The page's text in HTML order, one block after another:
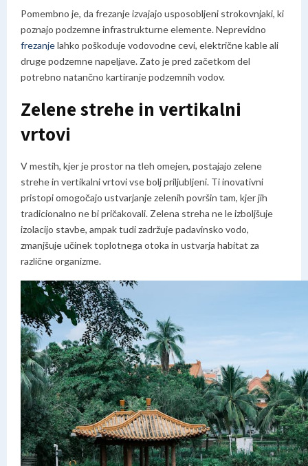
Pomembno je, da frezanje izvajajo usposobljeni strokovnjaki, ki
poznajo podzemne infrastrukturne elemente. Neprevidno
frezanjelahko poškoduje vodovodne cevi, električne kable ali
druge podzemne napeljave. Zato je pred začetkom del
potrebno natančno kartiranje podzemnih vodov.
Zelene strehe in vertikalni
vrtovi
V mestih, kjer je prostor na tleh omejen, postajajo zelene
strehe in vertikalni vrtovi vse bolj priljubljeni. Ti inovativni
pristopi omogočajo ustvarjanje zelenih površin tam, kjer jih
tradicionalno ne bi pričakovali. Zelena streha ne le izboljšuje
izolacijo stavbe, ampak tudi zadržuje padavinsko vodo,
zmanjšuje učinek toplotnega otoka in ustvarja habitat za
različne organizme.